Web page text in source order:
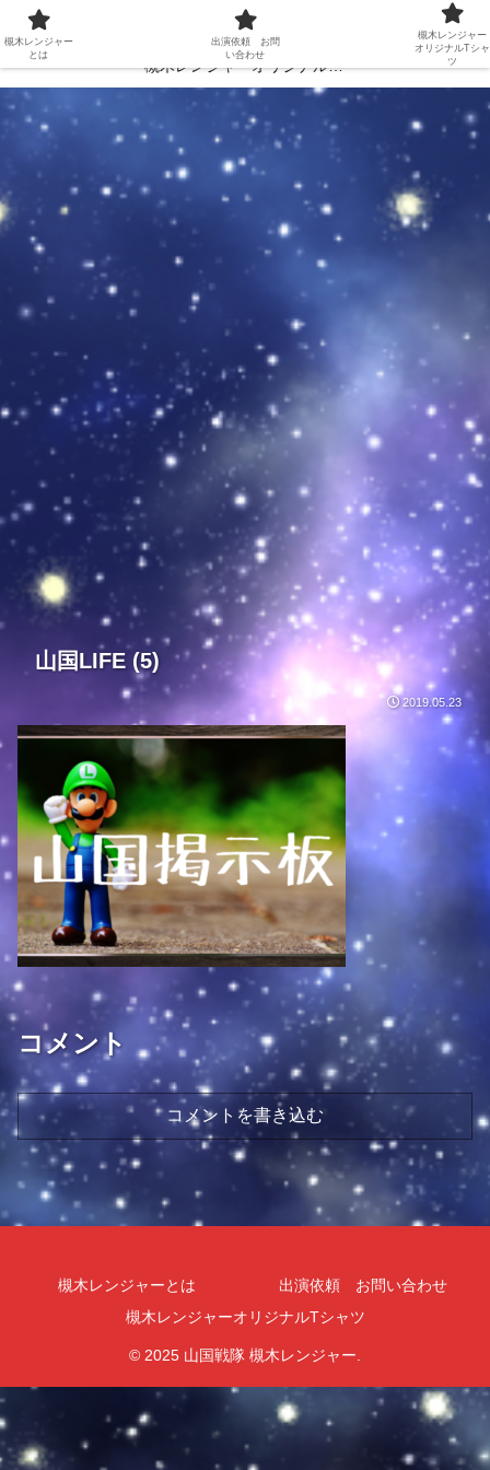
出演依頼 お問い合わせ
槻木レンジャーオリジナルTシャツ
山国LIFE (5)
2019.05.23
コメント
コメントを書き込む
槻木レンジャーとは
出演依頼 お問い合わせ
槻木レンジャーオリジナルTシャツ
© 2025 山国戦隊 槻木レンジャー.
槻木レンジャー
とは
出演依頼 お問
い合わせ
槻木レンジャー
オリジナルTシャ
ツ